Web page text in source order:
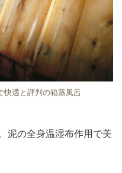
快適と評判の箱蒸風呂
泥の全身温湿布作用で美